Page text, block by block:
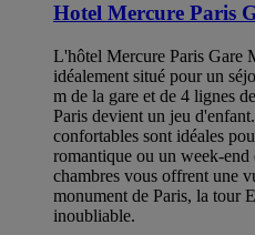
Hotel Mercure Paris
L'hôtel Mercure Paris Gare
idéalement situé pour un
m de la gare et de 4 lignes
Paris devient un jeu
confortables sont idéales
romantique ou un week-
chambres vous offrent une
monument de Paris, la tour
inoubliable.